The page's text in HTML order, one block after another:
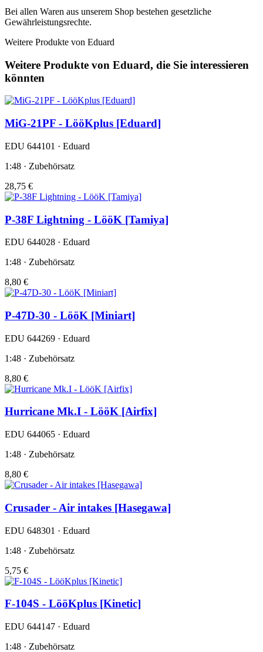
Bei allen Waren aus unserem Shop bestehen gesetzliche
Gewährleistungsrechte.
Weitere Produkte von Eduard
Weitere Produkte von Eduard, die Sie interessieren
könnten
MiG-21PF - LööKplus [Eduard]
EDU 644101 · Eduard
1:48 · Zubehörsatz
28,75 €
P-38F Lightning - LööK [Tamiya]
EDU 644028 · Eduard
1:48 · Zubehörsatz
8,80 €
P-47D-30 - LööK [Miniart]
EDU 644269 · Eduard
1:48 · Zubehörsatz
8,80 €
Hurricane Mk.I - LööK [Airfix]
EDU 644065 · Eduard
1:48 · Zubehörsatz
8,80 €
Crusader - Air intakes [Hasegawa]
EDU 648301 · Eduard
1:48 · Zubehörsatz
5,75 €
F-104S - LööKplus [Kinetic]
EDU 644147 · Eduard
1:48 · Zubehörsatz